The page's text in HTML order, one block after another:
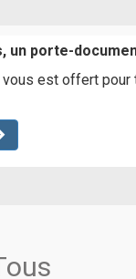
un porte-
est offert pour